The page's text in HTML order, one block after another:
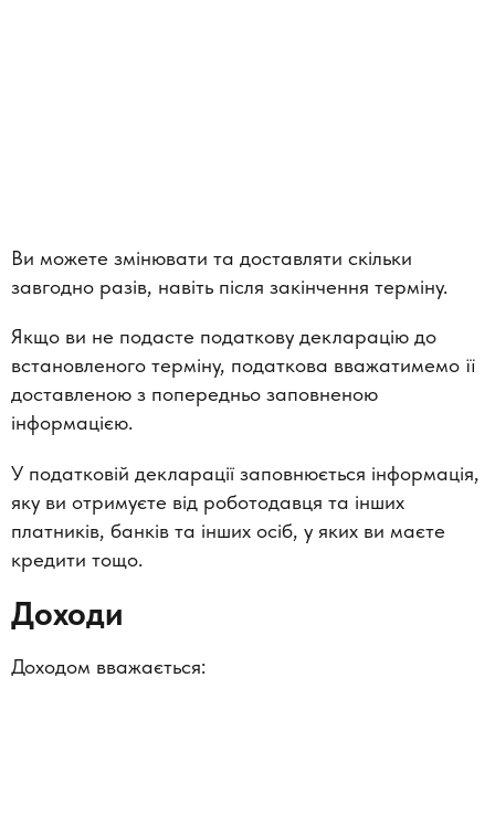
Ви можете змінювати та доставляти скільки
завгодно разів, навіть після закінчення терміну.
Якщо ви не подасте податкову декларацію до
встановленого терміну, податкова вважатимемо її
доставленою з попередньо заповненою
інформацією.
У податковій декларації заповнюється інформація,
яку ви отримуєте від роботодавця та інших
платників, банків та інших осіб, у яких ви маєте
кредити тощо.
Доходи
Доходом вважається: